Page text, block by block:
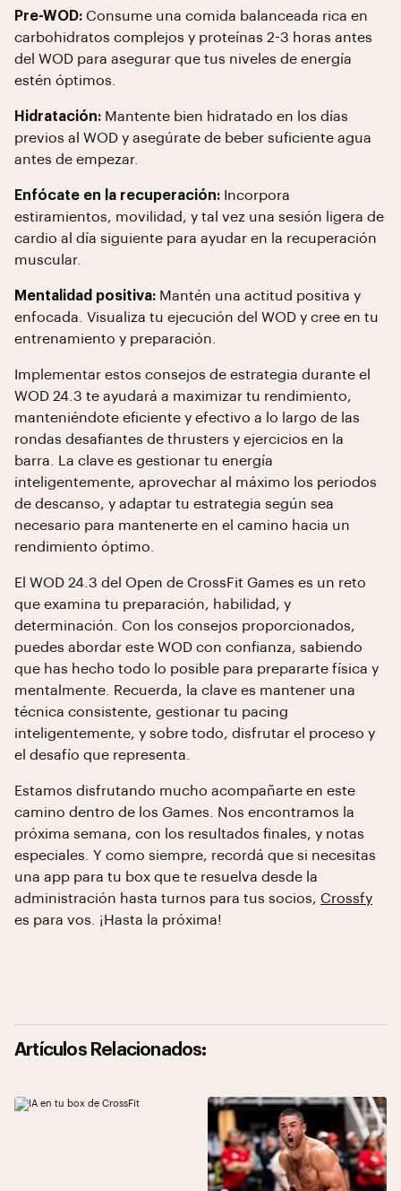
Pre-WOD: Consume una comida balanceada rica en
carbohidratos complejos y proteínas 2-3 horas antes
del WOD para asegurar que tus niveles de energía
estén óptimos.
Hidratación: Mantente bien hidratado en los días
previos al WOD y asegúrate de beber suficiente agua
antes de empezar.
Enfócate en la recuperación: Incorpora
estiramientos, movilidad, y tal vez una sesión ligera de
cardio al día siguiente para ayudar en la recuperación
muscular.
Mentalidad positiva: Mantén una actitud positiva y
enfocada. Visualiza tu ejecución del WOD y cree en tu
entrenamiento y preparación.
Implementar estos consejos de estrategia durante el
WOD 24.3 te ayudará a maximizar tu rendimiento,
manteniéndote eficiente y efectivo a lo largo de las
rondas desafiantes de thrusters y ejercicios en la
barra. La clave es gestionar tu energía
inteligentemente, aprovechar al máximo los periodos
de descanso, y adaptar tu estrategia según sea
necesario para mantenerte en el camino hacia un
rendimiento óptimo.
El WOD 24.3 del Open de CrossFit Games es un reto
que examina tu preparación, habilidad, y
determinación. Con los consejos proporcionados,
puedes abordar este WOD con confianza, sabiendo
que has hecho todo lo posible para prepararte física y
mentalmente. Recuerda, la clave es mantener una
técnica consistente, gestionar tu pacing
inteligentemente, y sobre todo, disfrutar el proceso y
el desafío que representa.
Estamos disfrutando mucho acompañarte en este
camino dentro de los Games. Nos encontramos la
próxima semana, con los resultados finales, y notas
especiales. Y como siempre, recordá que si necesitas
una app para tu box que te resuelva desde la
administración hasta turnos para tus socios, Crossfy
es para vos. ¡Hasta la próxima!
Artículos Relacionados: